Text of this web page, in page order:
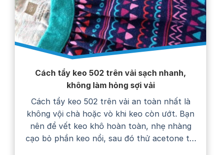
Cách tẩy keo 502 trên vải sạch nhanh,
không làm hỏng sợi vải
Cách tẩy keo 502 trên vải an toàn nhất là
không vội chà hoặc vò khi keo còn ướt. Bạn
nên để vết keo khô hoàn toàn, nhẹ nhàng
cạo bỏ phần keo nổi, sau đó thử acetone tại